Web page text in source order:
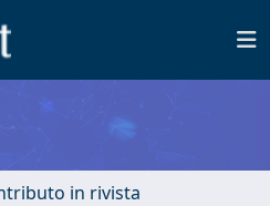
in rivista